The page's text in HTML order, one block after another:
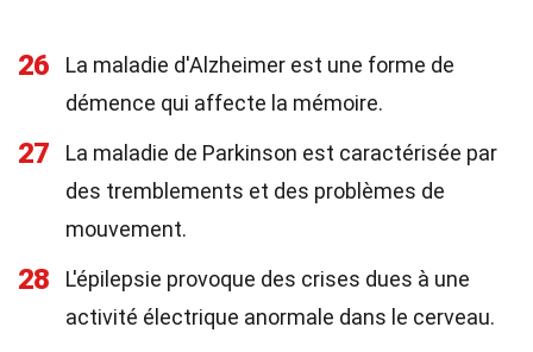
26
La maladie d'Alzheimer est une forme de
démence qui affecte la mémoire.
27
La maladie de Parkinson est caractérisée par
des tremblements et des problèmes de
mouvement.
28
L'épilepsie provoque des crises dues à une
activité électrique anormale dans le cerveau.